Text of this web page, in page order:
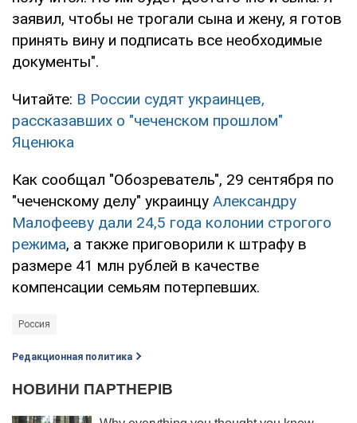
заявил, чтобы не трогали сына и жену, я готов
принять вину и подписать все необходимые
документы".
Читайте: В России судят украинцев,
рассказавших о "чеченском прошлом"
Яценюка
Как сообщал "Обозреватель", 29 сентября по
"чеченскому делу" украинцу Александру
Малофееву дали 24,5 года колонии строгого
режима, а также приговорили к штрафу в
размере 41 млн рублей в качестве
компенсации семьям потерпевших.
Россия
Редакционная политика